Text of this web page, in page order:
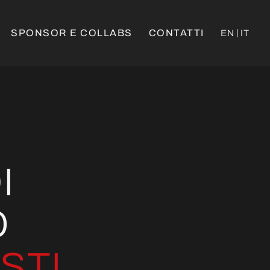
SPONSOR E COLLABS CONTATTI EN IT